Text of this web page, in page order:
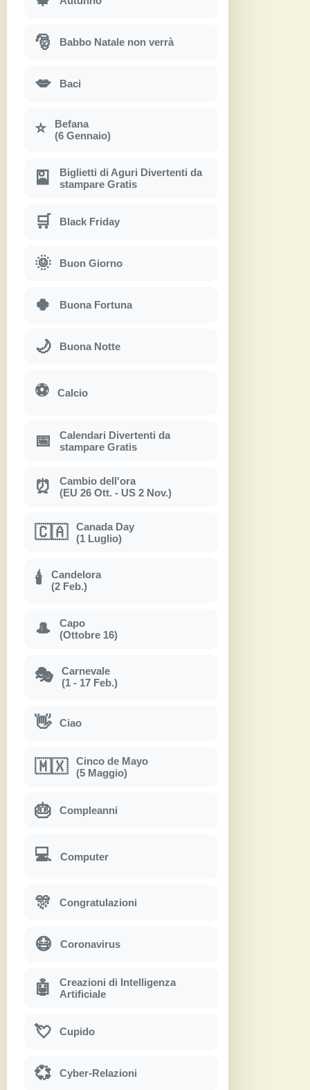
🎅 Babbo Natale non verrà
💋 Baci
⭐
Befana
(6 Gennaio)
🎴
Biglietti di Aguri Divertenti da
stampare Gratis
🛒 Black Friday
🌞 Buon Giorno
🍀 Buona Fortuna
🌙 Buona Notte
⚽ Calcio
📅
Calendari Divertenti da
stampare Gratis
⏰
Cambio dell'ora
(EU 26 Ott. - US 2 Nov.)
🇨🇦
Canada Day
(1 Luglio)
🕯
Candelora
(2 Feb.)
🎩
Capo
(Ottobre 16)
🎭
Carnevale
(1 - 17 Feb.)
👋 Ciao
🇲🇽
Cinco de Mayo
(5 Maggio)
🎂 Compleanni
💻 Computer
🎊 Congratulazioni
😷 Coronavirus
🤖
Creazioni di Intelligenza
Artificiale
💘 Cupido
💞 Cyber-Relazioni